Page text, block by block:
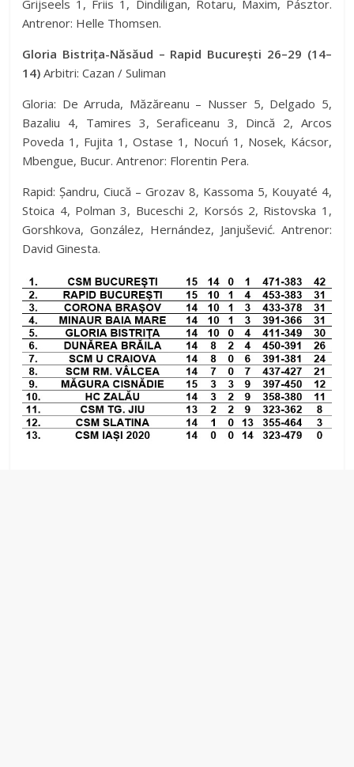
Grijseels 1, Friis 1, Dindiligan, Rotaru, Maxim, Pásztor.
Antrenor: Helle Thomsen.
Gloria Bistrița-Năsăud – Rapid București 26–29 (14–
14) Arbitri: Cazan / Suliman
Gloria: De Arruda, Măzăreanu – Nusser 5, Delgado 5,
Bazaliu 4, Tamires 3, Seraficeanu 3, Dincă 2, Arcos
Poveda 1, Fujita 1, Ostase 1, Nocuń 1, Nosek, Kácsor,
Mbengue, Bucur. Antrenor: Florentin Pera.
Rapid: Șandru, Ciucă – Grozav 8, Kassoma 5, Kouyaté 4,
Stoica 4, Polman 3, Buceschi 2, Korsós 2, Ristovska 1,
Gorshkova, González, Hernández, Janjušević. Antrenor:
David Ginesta.